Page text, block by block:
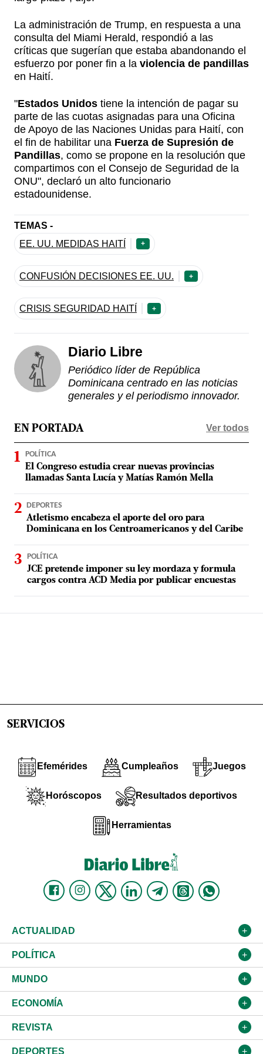
La administración de Trump, en respuesta a una
consulta del Miami Herald, respondió a las
críticas que sugerían que estaba abandonando el
esfuerzo por poner fin a la violencia de pandillas
en Haití.
"Estados Unidos tiene la intención de pagar su
parte de las cuotas asignadas para una Oficina
de Apoyo de las Naciones Unidas para Haití, con
el fin de habilitar una Fuerza de Supresión de
Pandillas, como se propone en la resolución que
compartimos con el Consejo de Seguridad de la
ONU", declaró un alto funcionario
estadounidense.
TEMAS -
EE. UU. MEDIDAS HAITÍ
+
CONFUSIÓN DECISIONES EE. UU. +
CRISIS SEGURIDAD HAITÍ +
Diario Libre
Periódico líder de República
Dominicana centrado en las noticias
generales y el periodismo innovador.
EN PORTADA Ver todos
POLÍTICA
El Congreso estudia crear nuevas provincias
llamadas Santa Lucía y Matías Ramón Mella
DEPORTES
Atletismo encabeza el aporte del oro para
Dominicana en los Centroamericanos y del Caribe
POLÍTICA
JCE pretende imponer su ley mordaza y formula
cargos contra ACD Media por publicar encuestas
SERVICIOS
Efemérides Cumpleaños Juegos
Horóscopos Resultados deportivos
Herramientas
ACTUALIDAD
Nacional
Ciudad
Educación
Salud
Justicia
POLÍTICA
Partidos
JCE
TSE
Congreso Nacional
MUNDO
Estados Unidos
América Latina
Haití
ECONOMÍA
Finanzas
Turismo
REVISTA
Música
DEPORTES